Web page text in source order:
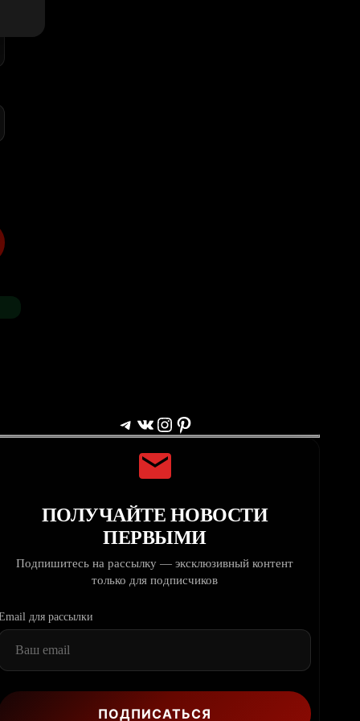
Telegram ВКонтакте Instagram Pinterest
ПОЛУЧАЙТЕ НОВОСТИ
ПЕРВЫМИ
Подпишитесь на рассылку — эксклюзивный контент
только для подписчиков
для рассылки